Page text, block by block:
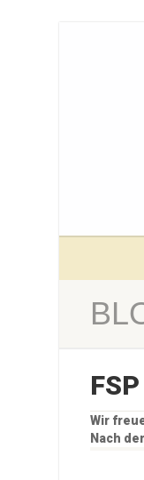
Wir
Nach